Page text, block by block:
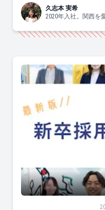
久志本 実希
2020年入社。関西を
【25卒最新版 新卒採